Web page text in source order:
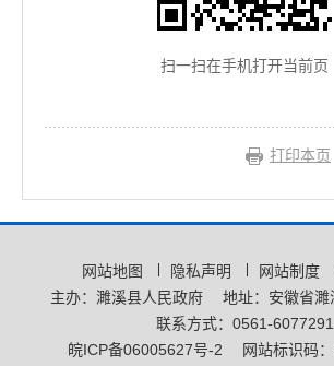
扫一扫在手机打开当前页
打印本页
网站地图 隐私声明 网站制度
主办：濉溪县人民政府
地址：安徽省
联系方式：0561-6077291
皖ICP备06005627号-2
网站标识码